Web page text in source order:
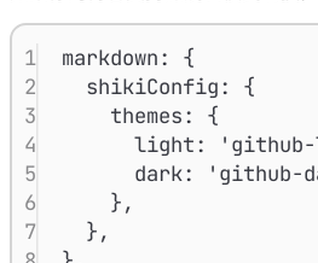
1
markdown: {
2
shikiConfig: {
3
themes: {
4
light:
5
dark: 'github-
6
},
7
},